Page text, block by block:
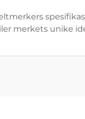
merkets unike